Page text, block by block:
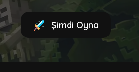
Şimdi Oyna